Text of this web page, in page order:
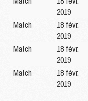
2019
Match
18 févr.
2019
Match
18 févr.
2019
Match
18 févr.
2019